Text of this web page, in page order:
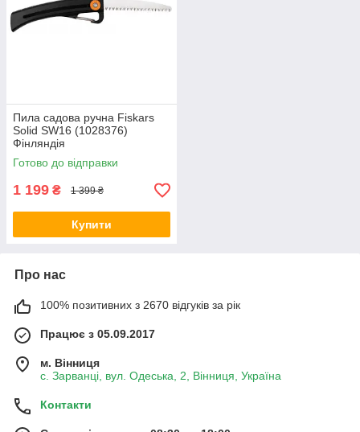
Пила садова ручна Fiskars
Solid SW16 (1028376)
Фінляндія
Готово до відправки
1 199 ₴ 1 399 ₴
Купити
Про нас
100% позитивних з 2670 відгуків за рік
Працює з 05.09.2017
м. Вінниця
с. Зарванці, вул. Одеська, 2, Вінниця, Україна
Контакти